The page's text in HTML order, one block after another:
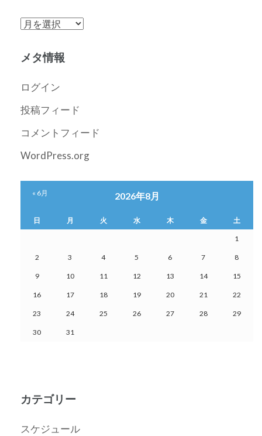
ア
カ
ブ
メタ情報
ログイン
投稿フィード
コメントフィード
WordPress.org
2026年8月
日 月 火 水 木 金 土
1
2 3 4 5 6 7 8
9 10 11 12 13 14 15
16 17 18 19 20 21 22
23 24 25 26 27 28 29
30 31
« 6月
カテゴリー
スケジュール